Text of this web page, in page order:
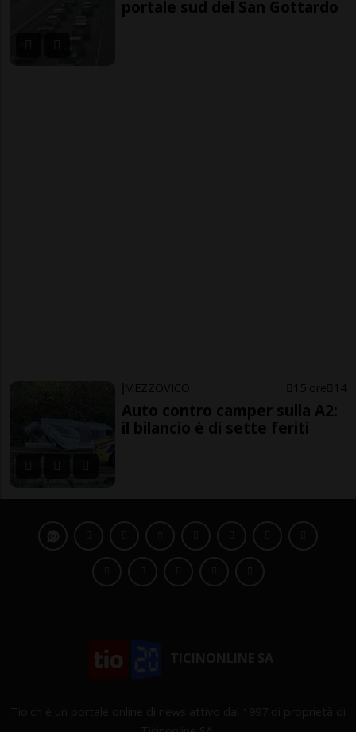
portale sud del San Gottardo
MEZZOVICO 15 ore 14
Auto contro camper sulla A2:
il bilancio è di sette feriti